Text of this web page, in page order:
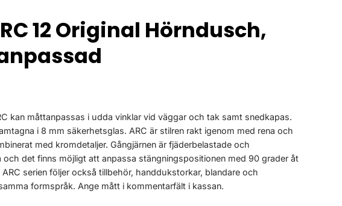
12 Original Hörndusch,
kan måttanpassas i udda vinklar vid väggar och tak samt snedkapas.
i 8 mm säkerhetsglas. ARC är stilren rakt igenom med rena och
med kromdetaljer. Gångjärnen är fjäderbelastade och
och det finns möjligt att anpassa stängningspositionen med 90 grader åt
ARC serien följer också tillbehör, handdukstorkar, blandare och
formspråk. Ange mått i kommentarfält i kassan.